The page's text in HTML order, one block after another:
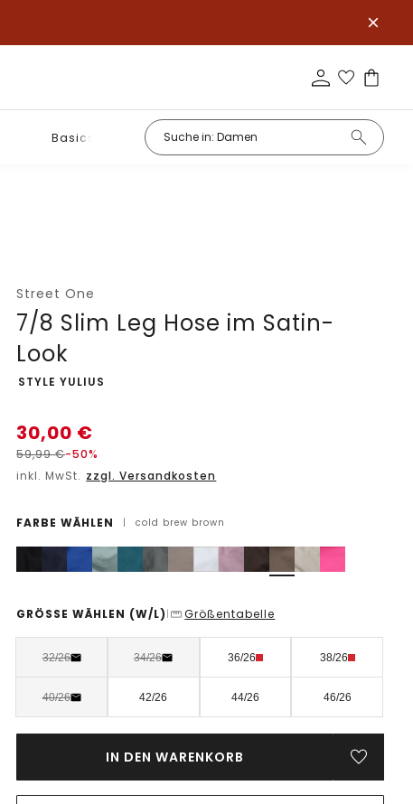
Basics
Street One
7/8 Slim Leg Hose im Satin-
Look
-
STYLE YULIUS
30,00 €
59,99€-50%
inkl. MwSt. zzgl. Versandkosten
FARBE WÄHLEN | cold brew brown
GRÖSSE WÄHLEN (W/L) | Größentabelle
32/26 34/26 36/26 38/26
40/26 42/26 44/26 46/26
IN DEN WARENKORB